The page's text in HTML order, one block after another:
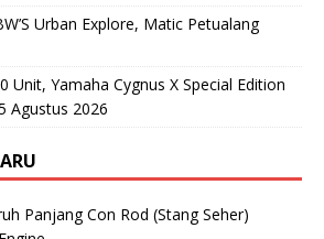
Urban Explore, Matic Petualang
Unit, Yamaha Cygnus X Special Edition
Agustus 2026
Panjang Con Rod (Stang Seher)